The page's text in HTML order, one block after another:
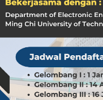
Bangsa
Perekonomian Global